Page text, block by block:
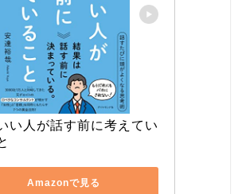
い人が話す前に考えてい
Amazonで見る